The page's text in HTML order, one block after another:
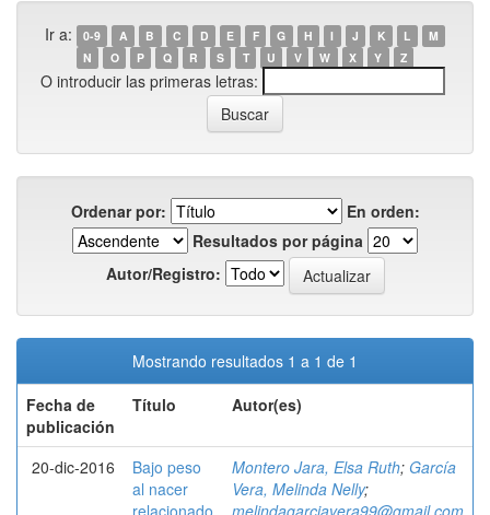
Ir a: 0-9 A B C D E F G H I J K L
M
N
O P Q R S T U V W X Y Z
O introducir las primeras letras:
Ordenar por:
En orden:
Resultados por página
Autor/Registro:
Mostrando resultados 1 a 1 de 1
Fecha de
publicación
Título Autor(es)
20-dic-2016
Bajo peso
al nacer
relacionado
Montero Jara, Elsa Ruth; García
Vera, Melinda Nelly;
melindagarciavera99@gmail.com